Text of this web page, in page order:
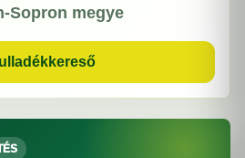
Sopron megye